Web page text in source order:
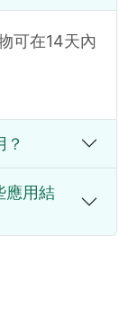
可在14天內
應用結